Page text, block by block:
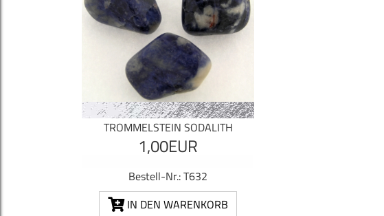
TROMMELSTEIN SODALITH
1,00EUR
Bestell-Nr.: T632
IN DEN WARENKORB